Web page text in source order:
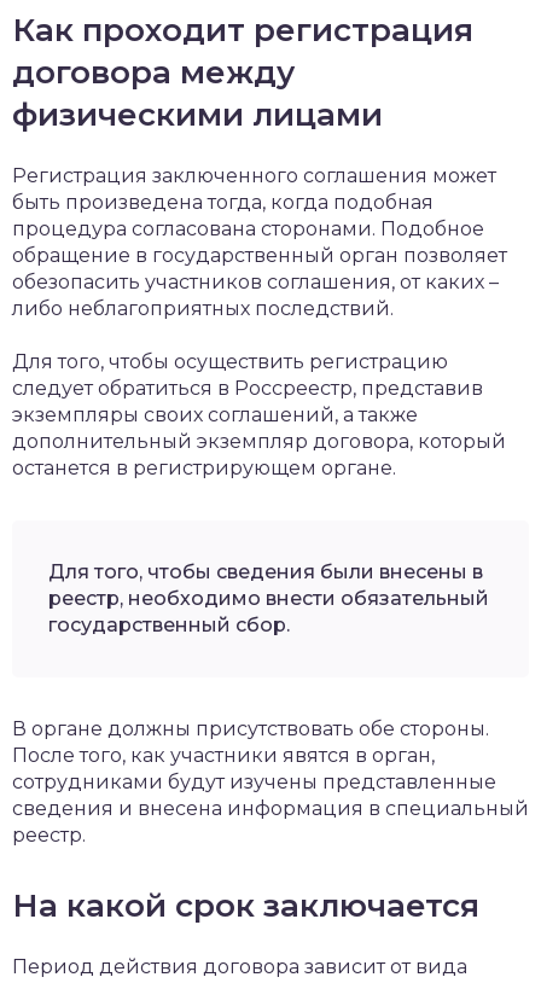
Как проходит регистрация
договора между
физическими лицами
Регистрация заключенного соглашения может
быть произведена тогда, когда подобная
процедура согласована сторонами. Подобное
обращение в государственный орган позволяет
обезопасить участников соглашения, от каких –
либо неблагоприятных последствий.
Для того, чтобы осуществить регистрацию
следует обратиться в Россреестр, представив
экземпляры своих соглашений, а также
дополнительный экземпляр договора, который
останется в регистрирующем органе.
Для того, чтобы сведения были внесены в
реестр, необходимо внести обязательный
государственный сбор.
В органе должны присутствовать обе стороны.
После того, как участники явятся в орган,
сотрудниками будут изучены представленные
сведения и внесена информация в специальный
реестр.
На какой срок заключается
Период действия договора зависит от вида